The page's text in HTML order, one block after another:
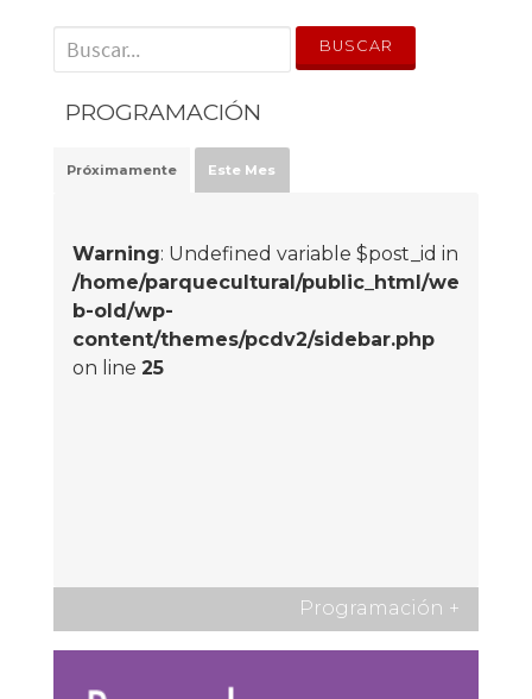
' . __('Search for:') . '
PROGRAMACIÓN
Próximamente Este Mes
Warning: Undefined variable $post_id in
/home/parquecultural/public_html/we
b-old/wp-
content/themes/pcdv2/sidebar.php
on line 25
Programación +